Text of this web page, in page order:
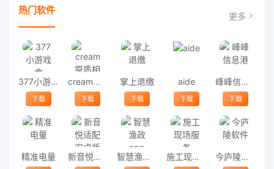
热门软件 更多
377小游戏盒
下载
cream原质相机
下载
掌上退缴
下载
aide
下载
峰峰信息港
下载
精准电量 新音悦适配安卓版 智慧渔政app 施工现场服务 今庐陵软件